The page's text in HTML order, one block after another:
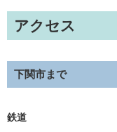
アクセス
下関市まで
鉄道